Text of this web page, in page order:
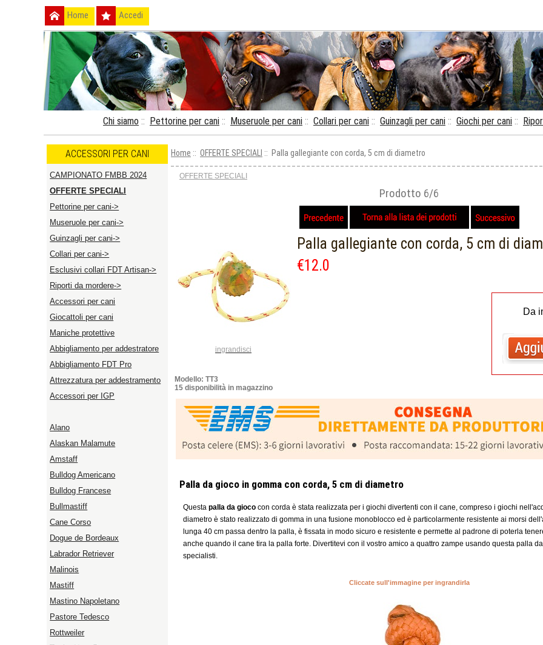
Home Accedi
Chi siamo :: Pettorine per cani :: Museruole per cani :: Collari per cani :: Guinzagli per cani :: Giochi per cani ::
ACCESSORI PER CANI
CAMPIONATO FMBB 2024
OFFERTE SPECIALI
Pettorine per cani->
Museruole per cani->
Guinzagli per cani->
Collari per cani->
Esclusivi collari FDT Artisan->
Riporti da mordere->
Accessori per cani
Giocattoli per cani
Maniche protettive
Abbigliamento per addestratore
Abbigliamento FDT Pro
Attrezzatura per addestramento
Accessori per IGP
Alano
Alaskan Malamute
Amstaff
Bulldog Americano
Bulldog Francese
Bullmastiff
Cane Corso
Dogue de Bordeaux
Labrador Retriever
Malinois
Mastiff
Mastino Napoletano
Pastore Tedesco
Rottweiler
Home :: OFFERTE SPECIALI :: Palla gallegiante con corda, 5 cm di diametro
OFFERTE SPECIALI
Prodotto 6/6
ingrandisci
Palla gallegiante con corda, 5 cm di
€12.0
Da
Modello: TT3
15 disponibilità in magazzino
Palla da gioco in gomma con corda, 5 cm di diametro
Questa palla da gioco con corda è stata realizzata per i giochi divertenti con il cane, compreso i giochi
diametro è stato realizzato di gomma in una fusione monoblocco ed è particolarmente resistente ai morsi
lunga 40 cm passa dentro la palla, è fissata in modo sicuro e resistente e permette al padrone di poterla
anche quando il cane tira la palla forte. Divertitevi con il vostro amico a quattro zampe usando questa palla
specialisti.
Cliccate sull'immagine per ingrandirla